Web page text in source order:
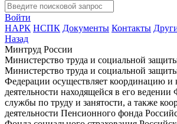
Войти
НАРК НСПК Документы Контакты
Назад
Минтруд России
Министерство труда и социальной
Министерство труда и социальной
Федерации осуществляет координацию и
деятельности находящейся в его ведении
службы по труду и занятости, а также
деятельности Пенсионного фонда